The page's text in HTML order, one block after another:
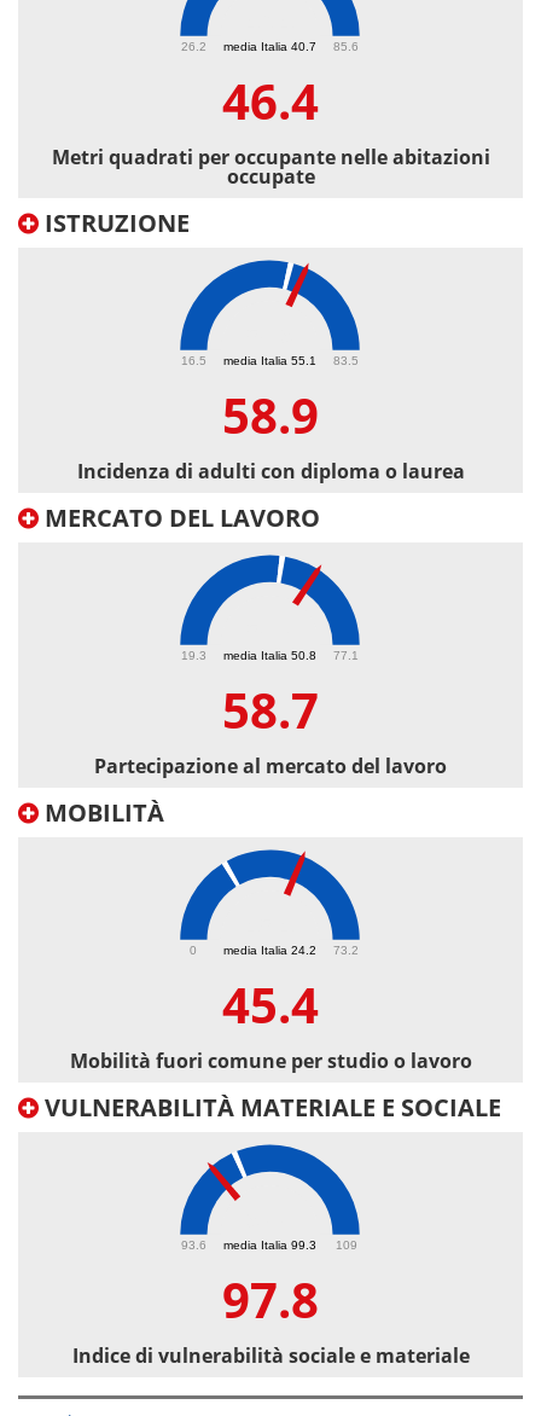
media Italia 40.7
26.2 85.6
46.4
Metri quadrati per occupante nelle abitazioni
occupate
ISTRUZIONE
media Italia 55.1
16.5 83.5
58.9
Incidenza di adulti con diploma o laurea
MERCATO DEL LAVORO
media Italia 50.8
19.3 77.1
58.7
Partecipazione al mercato del lavoro
MOBILITÀ
media Italia 24.2
0 73.2
45.4
Mobilità fuori comune per studio o lavoro
VULNERABILITÀ MATERIALE E SOCIALE
media Italia 99.3
93.6 109
97.8
Indice di vulnerabilità sociale e materiale